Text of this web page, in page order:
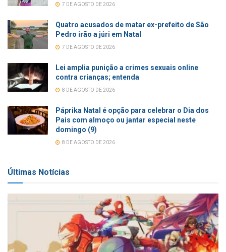
7 DE AGOSTO DE 2026
Quatro acusados de matar ex-prefeito de São
Pedro irão a júri em Natal
7 DE AGOSTO DE 2026
Lei amplia punição a crimes sexuais online
contra crianças; entenda
8 DE AGOSTO DE 2026
Páprika Natal é opção para celebrar o Dia dos
Pais com almoço ou jantar especial neste
domingo (9)
8 DE AGOSTO DE 2026
Últimas Notícias